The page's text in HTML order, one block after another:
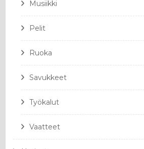
Musiikki
Pelit
Ruoka
Savukkeet
Työkalut
Vaatteet